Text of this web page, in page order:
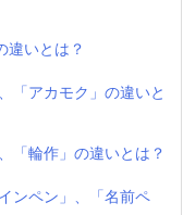
いとは？
「アカモク」の違いと
「輪作」の違いとは？
ンペン」、「名前ペ